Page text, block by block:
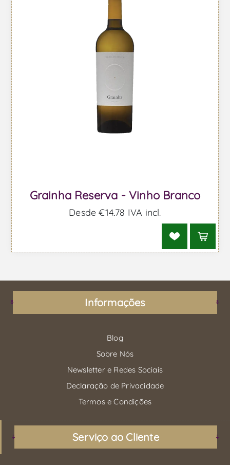
Grainha Reserva - Vinho Branco
Desde €14,78 IVA incl.
Informações
Blog
Sobre Nós
Newsletter e Redes Sociais
Declaração de Privacidade
Termos e Condições
Serviço ao Cliente